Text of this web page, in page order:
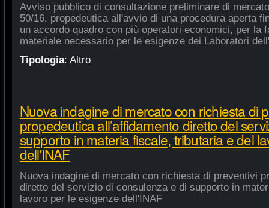
Avviso pubblico di consultazione preliminare di
50/16, propedeutica all'avvio di una procedura aperta
un accordo quadro con più operatori economici, per la
materiale necessario per le esigenze dei Laboratori
Tipologia: Altro
Nuova indagine di mercato con richiesta di
propedeutica all’affidamento diretto del
supporto in materia fiscale, tributaria e del
dell'INAF
Nuova indagine di mercato con richiesta di preventivi
diretto del servizio di consulenza e di supporto in
lavoro per le esigenze dell'INAF